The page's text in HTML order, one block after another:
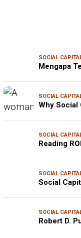
SOCIAL
Mengapa
SOCIAL
Why Social
SOCIAL
Reading
SOCIAL
Social
SOCIAL
Robert D.